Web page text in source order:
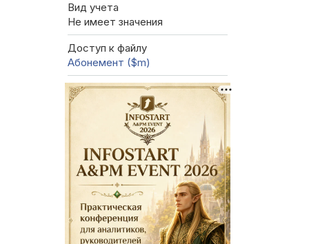
Вид учета
Не имеет значения
Доступ к файлу
Абонемент ($m)